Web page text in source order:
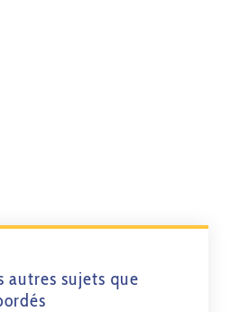
autres sujets que